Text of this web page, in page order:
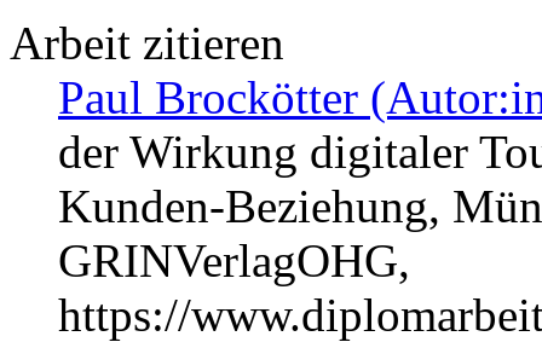
Arbeit zitieren
Paul Brockötter
der Wirkung digitaler
Kunden-Beziehung,
GRINVerlagOHG,
https://